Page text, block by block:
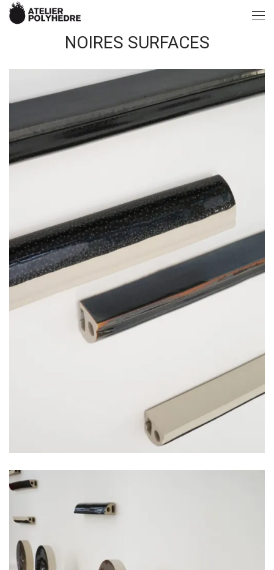
NOIRES SURFACES